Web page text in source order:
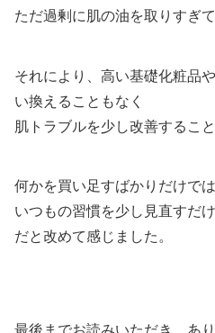
ただ過剰に肌の油を取りすぎ
それにより、高い基礎化粧品
い換えることもなく
肌トラブルを少し改善するこ
何かを買い足すばかりだけでは
いつもの習慣を少し見直すだ
だと改めて感じました。